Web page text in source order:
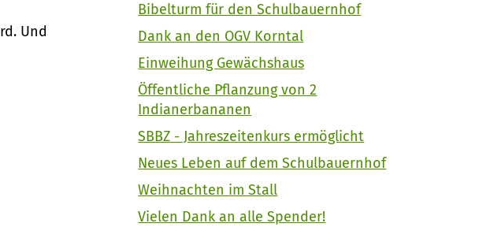
Und
Bibelturm für den Schulbauernhof
Dank an den OGV Korntal
Einweihung Gewächshaus
Öffentliche Pflanzung von 2
Indianerbananen
SBBZ - Jahreszeitenkurs ermöglicht
Neues Leben auf dem Schulbauernhof
Weihnachten im Stall
Vielen Dank an alle Spender!